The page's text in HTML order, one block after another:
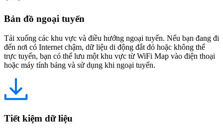
Bản đồ ngoại tuyến
Tải xuống các khu vực và điều hướng ngoại tuyến. Nếu bạn đang đi
đến nơi có Internet chậm, dữ liệu di động đắt đỏ hoặc không thể
trực tuyến, bạn có thể lưu một khu vực từ WiFi Map vào điện thoại
hoặc máy tính bảng và sử dụng khi ngoại tuyến.
Tiết kiệm dữ liệu